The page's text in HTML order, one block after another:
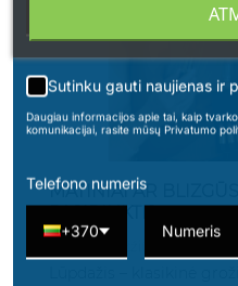
MATINIAI AR
Sutinku gauti naujienas ir
Daugiau informacijos apie tai, kaip
komunikacijai, rasite mūsų Privatumo
Telefono numeris
+370